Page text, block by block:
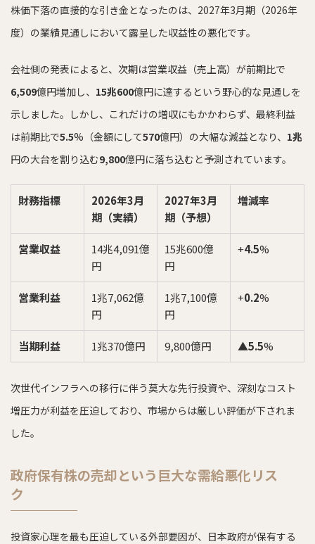
株価下落の直接的な引き金となったのは、2027年3月期（2026年
度）の業績見通しにおいて露呈した収益性の悪化です。
会社側の発表によると、次期は営業収益（売上高）が前期比で
6,509億円増加し、 15兆600億円に達するという野心的な見通しを
示しました。しかし、これだけの増収にもかかわらず、最終利益
は前期比で5.5%（金額にして570億円）の大幅な減益となり、 1兆
円の大台を割り込む9,800億円に落ち込むと予測されています。
財務指標
2026年3月
期（実績）
2027年3月
期（予想）
増減率
営業収益
14兆4,091億
円
15兆600億
円
+4.5%
営業利益
1兆7,062億
円
1兆7,100億
円
+0.2%
当期利益 1兆370億円 9,800億円 ▲5.5%
次世代インフラへの移行に伴う莫大な先行投資や、深刻なコスト
増圧力が利益を圧迫しており、市場からは厳しい評価が下されま
した。
政府保有株の売却という巨大な需給悪化リス
ク
投資家心理を最も圧迫している外部要因が、日本政府が保有する